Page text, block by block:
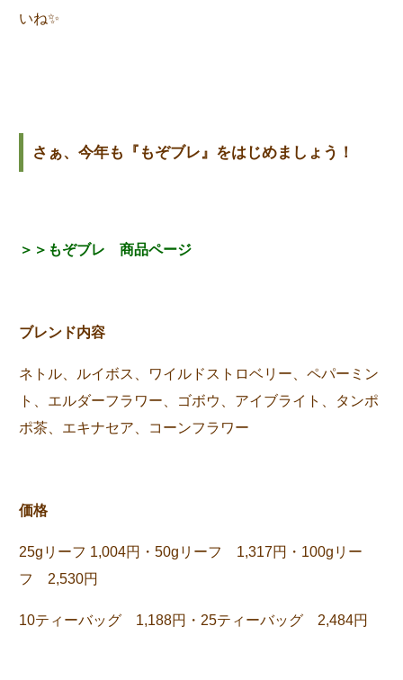
いね✨
さぁ、今年も『もぞブレ』をはじめましょう！
＞＞もぞブレ 商品ページ
ブレンド内容
ネトル、ルイボス、ワイルドストロベリー、ペパーミン
ト、エルダーフラワー、ゴボウ、アイブライト、タンポ
ポ茶、エキナセア、コーンフラワー
価格
25gリーフ 1,004円・50gリーフ 1,317円・100gリー
フ 2,530円
10ティーバッグ 1,188円・25ティーバッグ 2,484円